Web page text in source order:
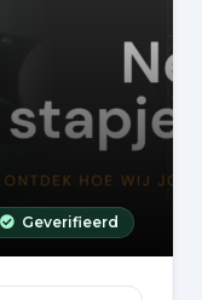
Geverifieerd